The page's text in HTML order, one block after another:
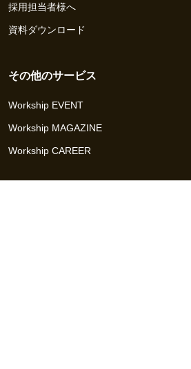
採用担当者様へ
資料ダウンロード
その他のサービス
Workship EVENT
Workship MAGAZINE
Workship CAREER